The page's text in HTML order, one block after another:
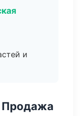
и
Продажа